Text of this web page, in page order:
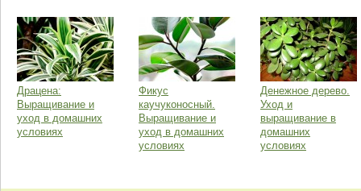
Драцена:
Выращивание и
уход в домашних
условиях
Фикус
каучуконосный.
Выращивание и
уход в домашних
условиях
Денежное дерево.
Уход и
выращивание в
домашних
условиях